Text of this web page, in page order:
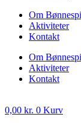
Om
Aktiviteter
Kontakt
Om
Aktiviteter
Kontakt
0,00 kr. 0 Kurv